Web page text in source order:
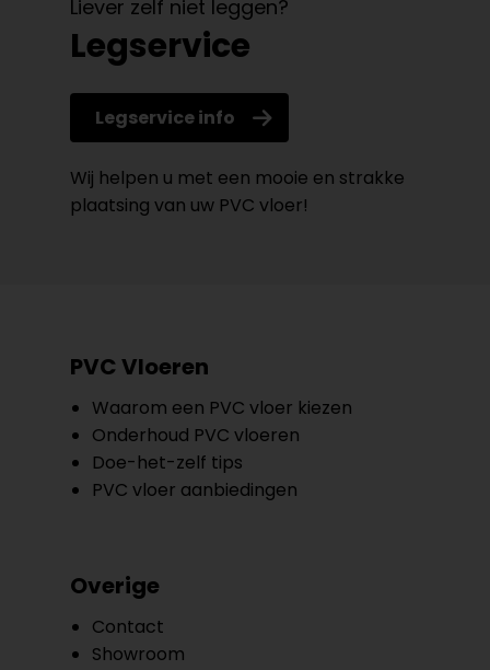
Liever zelf niet leggen?
Legservice
Legservice info
Wij helpen u met een mooie en strakke
plaatsing van uw PVC vloer!
PVC Vloeren
Waarom een PVC vloer kiezen
Onderhoud PVC vloeren
Doe-het-zelf tips
PVC vloer aanbiedingen
Overige
Contact
Showroom